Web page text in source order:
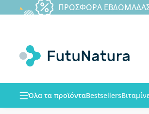
ΠΡΟΣΦΟΡΑ ΕΒΔΟΜΑΔΑΣ
Όλα τα προϊόνταBestsellers